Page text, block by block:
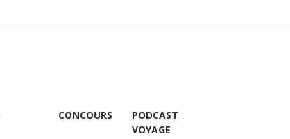
CONCOURS
PODCAST
VOYAGE